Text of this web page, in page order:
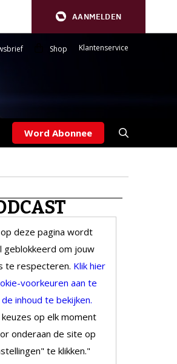
AANMELDEN
Shop Klantenservice
Word Abonnee
deze pagina wordt
geblokkeerd om jouw
te respecteren. Klik hier
voorkeuren aan te
inhoud te bekijken.
keuzes op elk moment
onderaan de site op
te klikken."